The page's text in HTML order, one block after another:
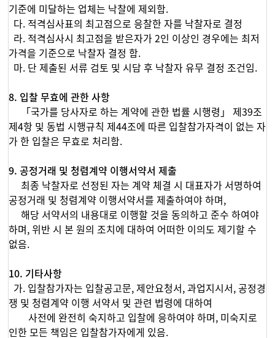
기준에 미달하는 업체는 낙찰에 제외함.
다. 적격심사표의 최고점으로 응찰한 자를 낙찰자로 결정
라. 적격심사시 최고점을 받은자가 2인 이상인 경우에는 최저
가격을 기준으로 낙찰자 결정 함.
마. 단 제출된 서류 검토 및 시담 후 낙찰자 유무 결정 조건임.
8. 입찰 무효에 관한 사항
「국가를 당사자로 하는 계약에 관한 법률 시행령」 제39조
제4항 및 동법 시행규칙 제44조에 따른 입찰참가자격이 없는 자
가 한 입찰은 무효로 처리함.
9. 공정거래 및 청렴계약 이행서약서 제출
최종 낙찰자로 선정된 자는 계약 체결 시 대표자가 서명하여
공정거래 및 청렴계약 이행서약서를 제출하여야 하며,
해당 서약서의 내용대로 이행할 것을 동의하고 준수 하여야
하며, 위반 시 본 원의 조치에 대하여 어떠한 이의도 제기할 수
없음.
10. 기타사항
가. 입찰참가자는 입찰공고문, 제안요청서, 과업지시서, 공정경
쟁 및 청렴계약 이행 서약서 및 관련 법령에 대하여
사전에 완전히 숙지하고 입찰에 응하여야 하며, 미숙지로
인한 모든 책임은 입찰참가자에게 있음.